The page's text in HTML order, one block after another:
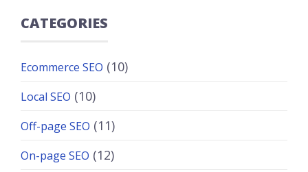
CATEGORIES
Ecommerce SEO (10)
Local SEO (10)
Off-page SEO (11)
On-page SEO (12)